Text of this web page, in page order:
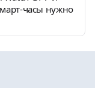
часы нужно